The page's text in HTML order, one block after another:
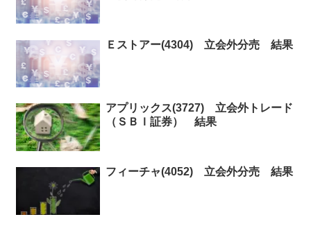
Ｅストアー(4304) 立会外分売 結果
アプリックス(3727) 立会外トレード
（ＳＢＩ証券） 結果
フィーチャ(4052) 立会外分売 結果